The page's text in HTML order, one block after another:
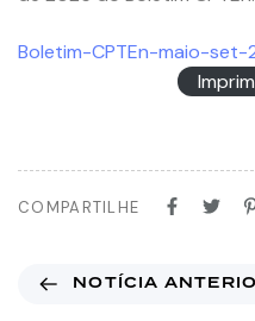
Boletim-CPTEn-maio-set-
COMPARTILHE
NOTÍCIA